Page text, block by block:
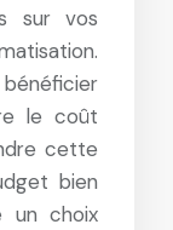
sur vos
le coût
cette
bien
un choix